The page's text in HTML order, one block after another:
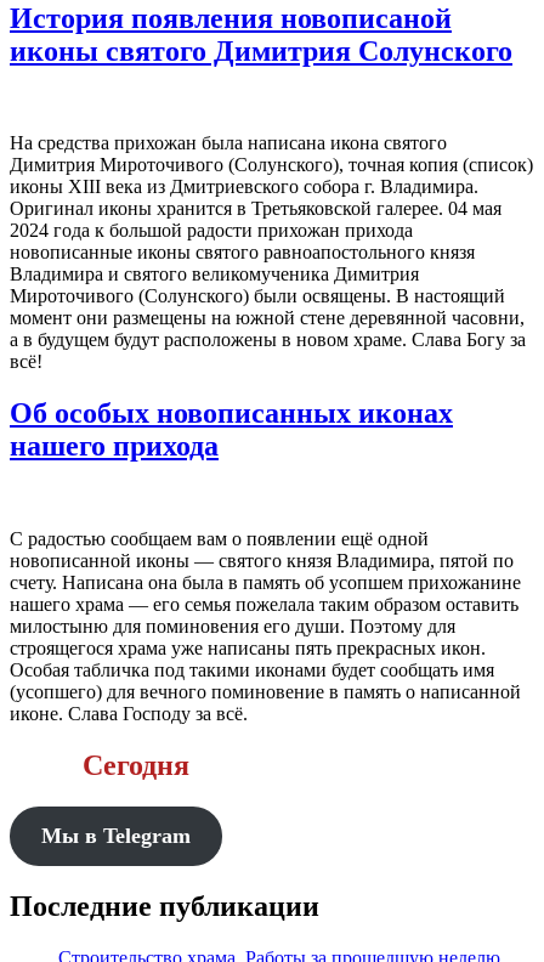
История появления новописаной
иконы святого Димитрия Солунского
На средства прихожан была написана икона святого
Димитрия Мироточивого (Солунского), точная копия (список)
иконы XIII века из Дмитриевского собора г. Владимира.
Оригинал иконы хранится в Третьяковской галерее. 04 мая
2024 года к большой радости прихожан прихода
новописанные иконы святого равноапостольного князя
Владимира и святого великомученика Димитрия
Мироточивого (Солунского) были освящены. В настоящий
момент они размещены на южной стене деревянной часовни,
а в будущем будут расположены в новом храме. Слава Богу за
всё!
Об особых новописанных иконах
нашего прихода
С радостью сообщаем вам о появлении ещё одной
новописанной иконы — святого князя Владимира, пятой по
счету. Написана она была в память об усопшем прихожанине
нашего храма — его семья пожелала таким образом оставить
милостыню для поминовения его души. Поэтому для
строящегося храма уже написаны пять прекрасных икон.
Особая табличка под такими иконами будет сообщать имя
(усопшего) для вечного поминовение в память о написанной
иконе. Слава Господу за всё.
Сегодня
Мы в Telegram
Последние публикации
Строительство храма. Работы за прошедшую неделю